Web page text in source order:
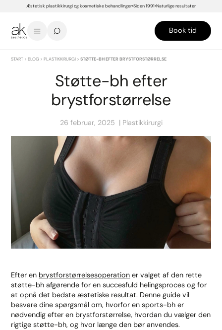
Æstetisk plastikkirurgi og kosmetiske behandlinger Siden 1991 Naturlige resultater
Book tid
START >BLOG >PLASTIKKIRURGI >STØTTE-BH EFTER BRYSTFORSTØRRELSE
Støtte-bh efter
brystforstørrelse
26 februar, 2025 Plastikkirurgi
Efter en brystforstørrelsesoperation er valget af den rette
støtte-bh afgørende for en succesfuld helingsproces og for
at opnå det bedste æstetiske resultat. Denne guide vil
besvare dine spørgsmål om, hvorfor en sports-bh er
nødvendig efter en brystforstørrelse, hvordan du vælger den
rigtige støtte-bh, og hvor længe den bør anvendes.